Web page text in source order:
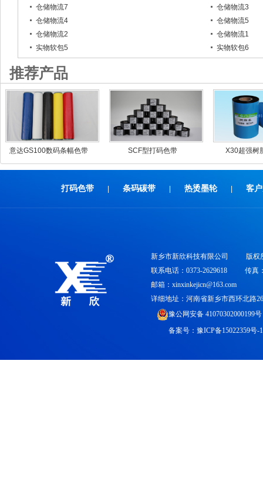
仓储物流7
仓储物流3
仓储物流4
仓储物流5
仓储物流2
仓储物流1
实物软包5
实物软包6
推荐产品
意达GS100数码条幅色带 SCF型打码色带 X30超强树
打码色带 条码碳带 热烫墨轮 客
新乡市新欣科技有限公司
版权
联系电话：0373-2629618
传真
邮箱：xinxinkejicn@163.com
详细地址：河南省新乡市西环北路
豫公网安备 41070302000199号
备案号： 豫ICP备15022359号-1